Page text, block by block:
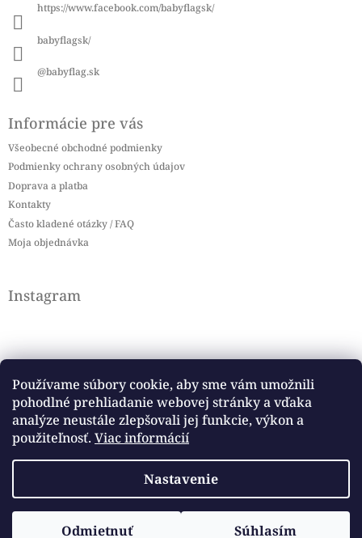
Používame súbory cookie, aby sme vám umožnili
pohodlné prehliadanie webovej stránky a vďaka
analýze neustále zlepšovali jej funkcie, výkon a
použiteľnosť. Viac informácií
Nastavenie
Odmietnuť Súhlasím
https://www.facebook.com/babyflagsk/
babyflagsk/
@babyflag.sk
Informácie pre vás
Všeobecné obchodné podmienky
Podmienky ochrany osobných údajov
Doprava a platba
Kontakty
Často kladené otázky / FAQ
Moja objednávka
Instagram
Sledovať na Instagrame
Facebook
Vytvoril ShoptetCopyright 2026 . Všetky práva vyhradené.